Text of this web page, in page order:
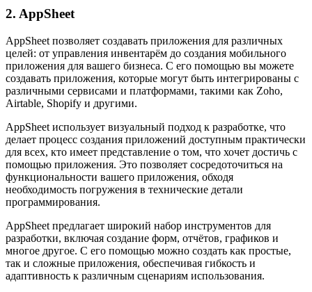
2. AppSheet
AppSheet позволяет создавать приложения для различных
целей: от управления инвентарём до создания мобильного
приложения для вашего бизнеса. С его помощью вы можете
создавать приложения, которые могут быть интегрированы с
различными сервисами и платформами, такими как Zoho,
Airtable, Shopify и другими.
AppSheet использует визуальный подход к разработке, что
делает процесс создания приложений доступным практически
для всех, кто имеет представление о том, что хочет достичь с
помощью приложения. Это позволяет сосредоточиться на
функциональности вашего приложения, обходя
необходимость погружения в технические детали
программирования.
AppSheet предлагает широкий набор инструментов для
разработки, включая создание форм, отчётов, графиков и
многое другое. С его помощью можно создать как простые,
так и сложные приложения, обеспечивая гибкость и
адаптивность к различным сценариям использования.